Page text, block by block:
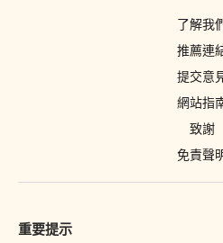
了解我
推薦連
提交意
網站指
致謝
免責聲
重要提示